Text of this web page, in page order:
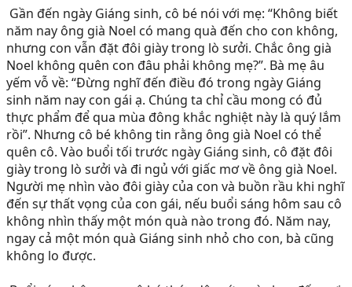
năm nay ông già Noel có mang quà đến cho con không,
nhưng con vẫn đặt đôi giày trong lò sưởi. Chắc ông già
Noel không quên con đâu phải không mẹ?”. Bà mẹ âu
yếm vỗ về: “Đừng nghĩ đến điều đó trong ngày Giáng
sinh năm nay con gái ạ. Chúng ta chỉ cầu mong có đủ
thực phẩm để qua mùa đông khắc nghiệt này là quý lắm
rồi”. Nhưng cô bé không tin rằng ông già Noel có thể
quên cô. Vào buổi tối trước ngày Giáng sinh, cô đặt đôi
giày trong lò sưởi và đi ngủ với giấc mơ về ông già Noel.
Người mẹ nhìn vào đôi giày của con và buồn rầu khi nghĩ
đến sự thất vọng của con gái, nếu buổi sáng hôm sau cô
không nhìn thấy một món quà nào trong đó. Năm nay,
ngay cả một món quà Giáng sinh nhỏ cho con, bà cũng
không lo được.